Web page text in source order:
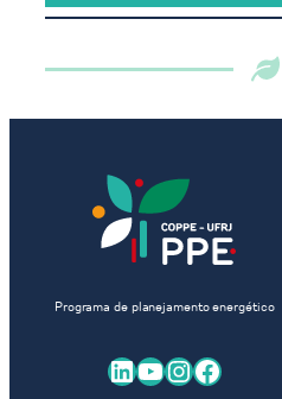
Programa de planejamento energético
LinkedIn Youtube InstagramFacebook